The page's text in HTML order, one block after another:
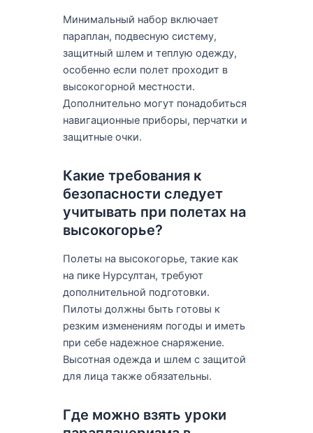
Минимальный набор включает
параплан, подвесную систему,
защитный шлем и теплую одежду,
особенно если полет проходит в
высокогорной местности.
Дополнительно могут понадобиться
навигационные приборы, перчатки и
защитные очки.
Какие требования к
безопасности следует
учитывать при полетах на
высокогорье?
Полеты на высокогорье, такие как
на пике Нурсултан, требуют
дополнительной подготовки.
Пилоты должны быть готовы к
резким изменениям погоды и иметь
при себе надежное снаряжение.
Высотная одежда и шлем с защитой
для лица также обязательны.
Где можно взять уроки